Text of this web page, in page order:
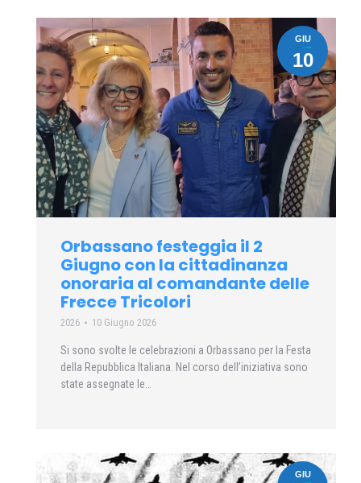
GIU
10
Orbassano festeggia il 2
Giugno con la cittadinanza
onoraria al comandante delle
Frecce Tricolori
2026 10 Giugno 2026
Si sono svolte le celebrazioni a Orbassano per la Festa
della Repubblica Italiana. Nel corso dell’iniziativa sono
state assegnate le…
GIU